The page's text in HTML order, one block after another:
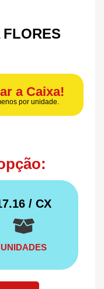
FLORES
a Caixa!
por unidade.
/ CX
UNIDADES